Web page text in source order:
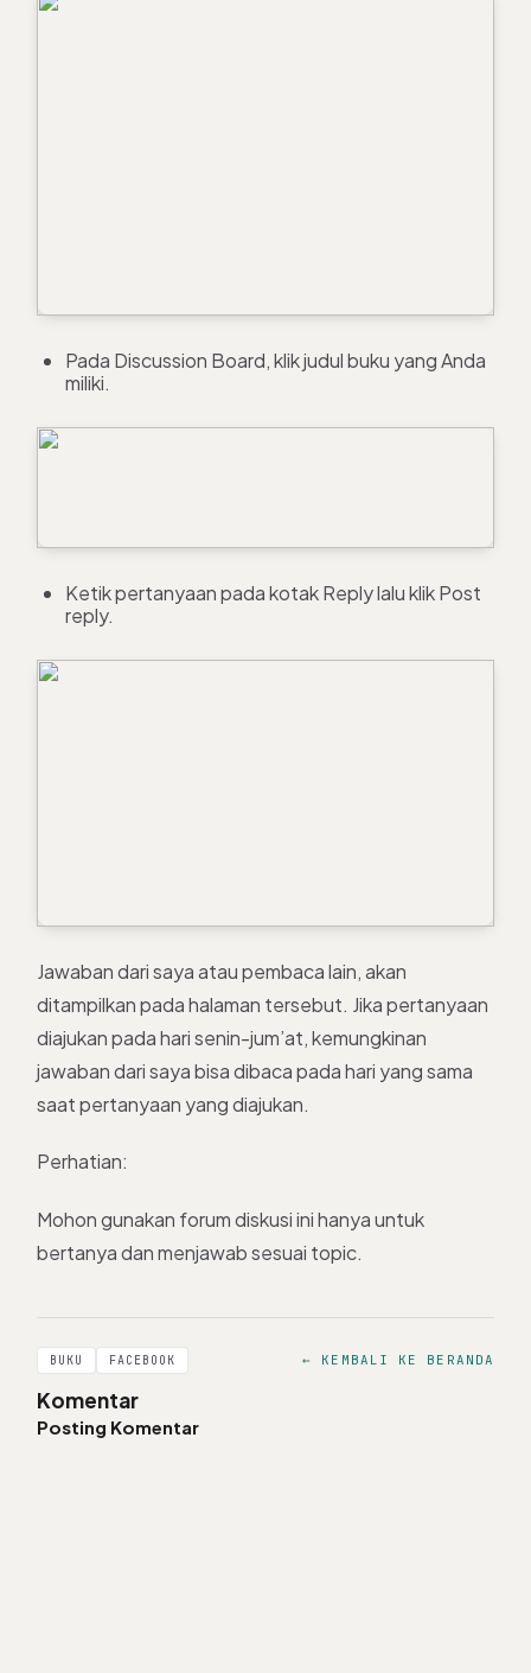
Pada Discussion Board, klik judul buku yang Anda
miliki.
Ketik pertanyaan pada kotak Reply lalu klik Post
reply.
Jawaban dari saya atau pembaca lain, akan
ditampilkan pada halaman tersebut. Jika pertanyaan
diajukan pada hari senin-jum’at, kemungkinan
jawaban dari saya bisa dibaca pada hari yang sama
saat pertanyaan yang diajukan.
Perhatian:
Mohon gunakan forum diskusi ini hanya untuk
bertanya dan menjawab sesuai topic.
BUKU FACEBOOK ← KEMBALI KE BERANDA
Komentar
Posting Komentar